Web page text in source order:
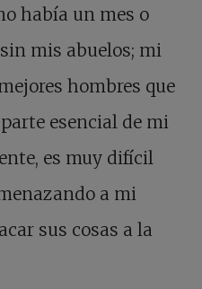
había un mes o
mis abuelos; mi
hombres que
esencial de mi
es muy difícil
a mi
sus cosas a la